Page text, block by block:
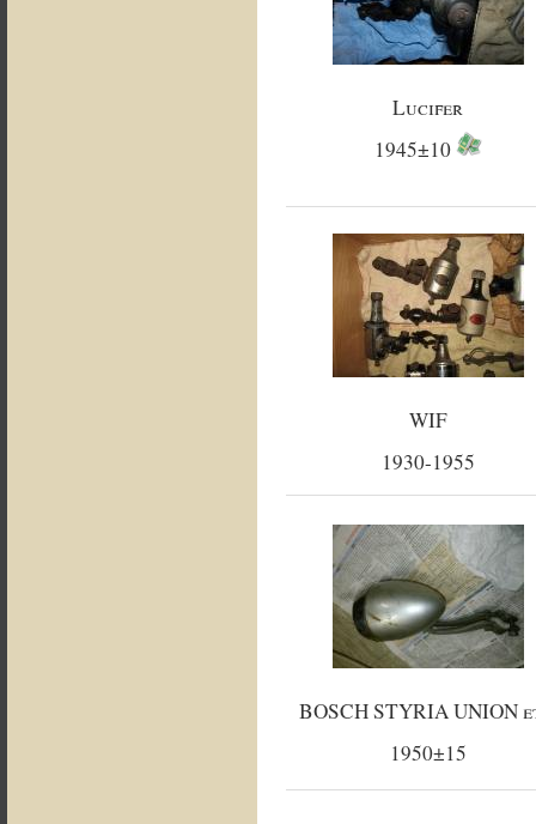
Lucifer
1945±10
WIF
1930-1955
BOSCH STYRIA UNION
1950±15